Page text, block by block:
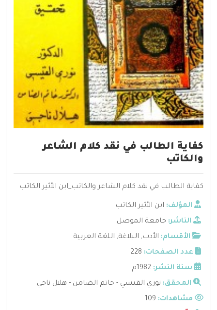
كفاية الطالب في نقد كلام الشاعر
والكاتب
كفاية الطالب في نقد كلام الشاعر والكاتب_ابن الأثير الكاتب
المؤلف: ابن الأثير الكاتب
الناشر: جامعة الموصل
الأقسام: الأدب, البلاغة, اللغة العربية
عدد الصفحات: 228
سنة النشر: 1982م
المحقق: نوري القيسي - حاتم الضامن - هلال ناجي
مشاهدات: